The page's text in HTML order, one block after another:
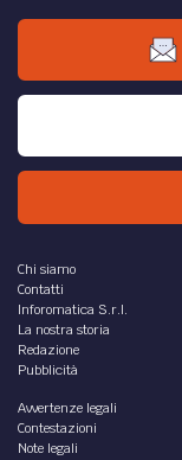
Chi siamo
Contatti
Inforomatica S.r.l.
La nostra storia
Redazione
Pubblicità
Avvertenze legali
Contestazioni
Note legali